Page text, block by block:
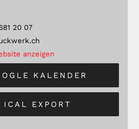
20 07
anzeigen
KALENDER
ICAL EXPORT